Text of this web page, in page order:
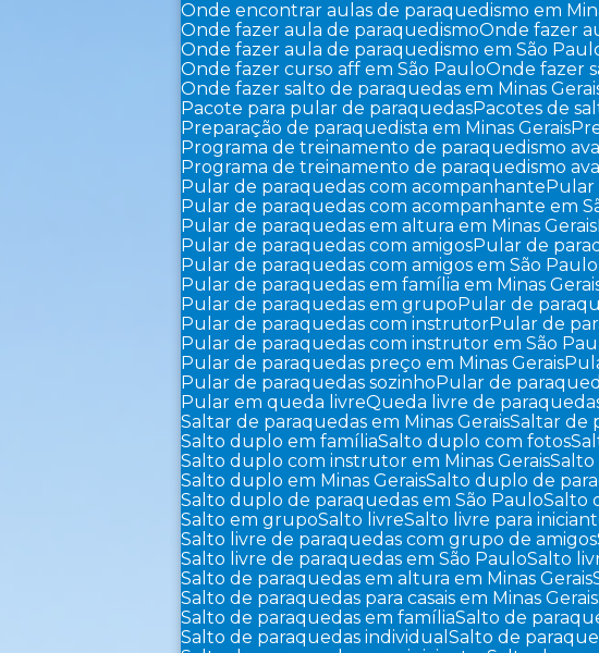
Onde encontrar aulas de paraquedismo em
Onde fazer aula de paraquedismo
Onde fazer
Onde fazer aula de paraquedismo em São
Onde fazer curso aff em São Paulo
Onde
Onde fazer salto de paraquedas em Minas
Pacote para pular de paraquedas
Pacotes de
Preparação de paraquedista em Minas Gerais
Programa de treinamento de paraquedismo
Programa de treinamento de paraquedismo
Pular de paraquedas com acompanhante
Pular de paraquedas com acompanhante em
Pular de paraquedas em altura em Minas Gerais
Pular de paraquedas com amigos
Pular de
Pular de paraquedas com amigos em São Paulo
Pular de paraquedas em família em Minas
Pular de paraquedas em grupo
Pular de
Pular de paraquedas com instrutor
Pular de
Pular de paraquedas com instrutor em São
Pular de paraquedas preço em Minas Gerais
Pular de paraquedas sozinho
Pular de
Pular em queda livre
Queda livre de
Saltar de paraquedas em Minas Gerais Saltar
Salto duplo em família Salto duplo com fotos
Salto duplo com instrutor em Minas Gerais
Salto duplo em Minas Gerais Salto duplo de
Salto duplo de paraquedas em São Paulo
Salto em grupo Salto livre Salto livre para
Salto livre de paraquedas com grupo de amigos
Salto livre de paraquedas em São Paulo Salto
Salto de paraquedas em altura em Minas Gerais
Salto de paraquedas para casais em Minas Gerais
Salto de paraquedas em família Salto de
Salto de paraquedas individual Salto de